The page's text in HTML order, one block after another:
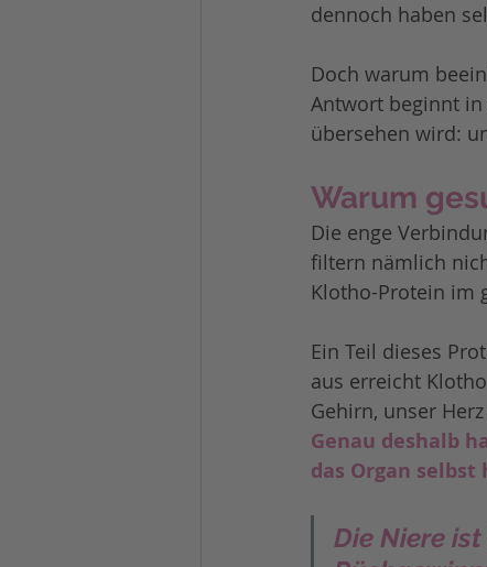
dennoch haben
Doch warum
Antwort beginnt
übersehen wird:
Warum
Die enge
filtern nämlich
Klotho-Protein im
Ein Teil dieses
aus erreicht
Gehirn, unser
Genau deshalb
das Organ selbst
Die Niere